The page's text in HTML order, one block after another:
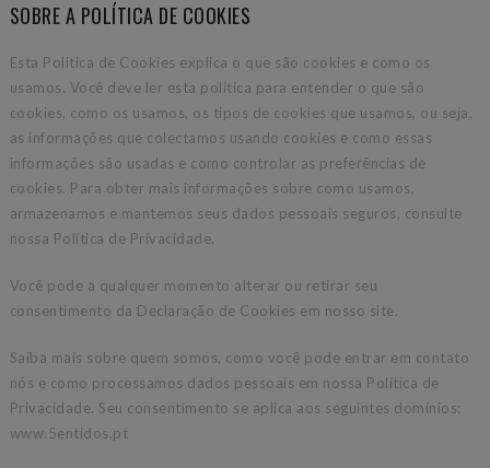
SOBRE A POLÍTICA DE COOKIES
Esta Política de Cookies explica o que são cookies e como os
usamos. Você deve ler esta política para entender o que são
cookies, como os usamos, os tipos de cookies que usamos, ou seja,
as informações que colectamos usando cookies e como essas
informações são usadas e como controlar as preferências de
cookies. Para obter mais informações sobre como usamos,
armazenamos e mantemos seus dados pessoais seguros, consulte
nossa Política de Privacidade.
Você pode a qualquer momento alterar ou retirar seu
consentimento da Declaração de Cookies em nosso site.
Saiba mais sobre quem somos, como você pode entrar em contato
nós e como processamos dados pessoais em nossa Política de
Privacidade. Seu consentimento se aplica aos seguintes domínios:
www.5entidos.pt